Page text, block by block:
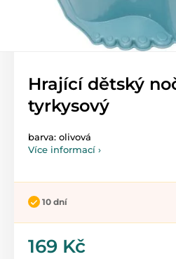
Hrající dětský
tyrkysový
barva: olivová
Více informací ›
10 dní
169 Kč